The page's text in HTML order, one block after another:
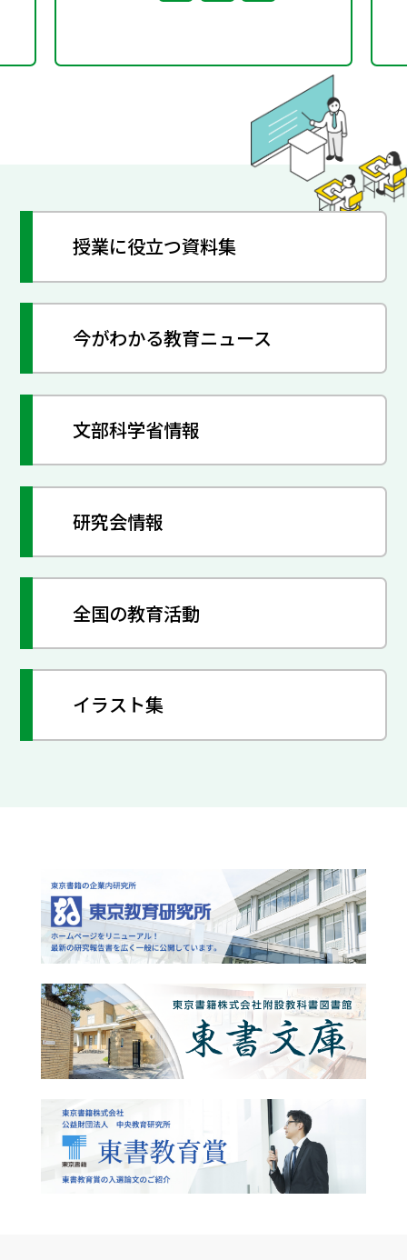
授業に役立つ資料集
今がわかる教育ニュース
文部科学省情報
研究会情報
全国の教育活動
イラスト集